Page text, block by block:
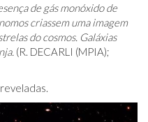
de gás monóxido de
criassem uma imagem
do cosmos. Galáxias
(R. DECARLI (MPIA);